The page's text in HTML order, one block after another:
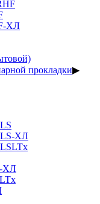
ХЛ
прокладки▶
ХЛ
ХЛ